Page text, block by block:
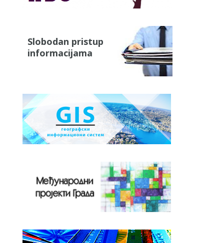
Slobodan pristup
informacijama